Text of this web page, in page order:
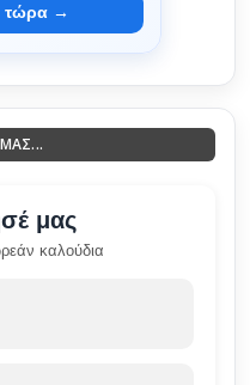
τώρα →
μας
καλούδια